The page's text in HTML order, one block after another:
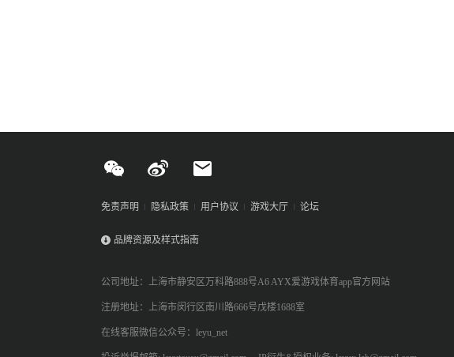
免责声明 隐私政策 用户协议 游戏大厅 论坛
品牌资源及样式指南
公司地址：上海市静安区万科路888号A6 AYX爱游戏体育app官方网站
注册地址：上海市闵行区南川路666号戊楼1688室
在线客服微信公众号：leyu_net